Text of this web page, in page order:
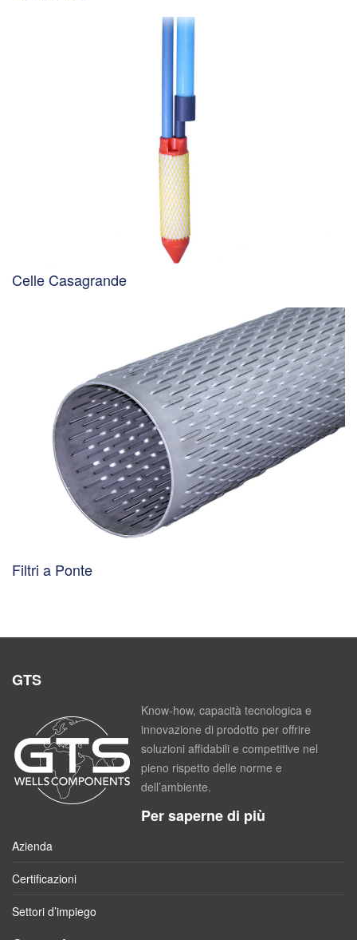
Celle Casagrande
Filtri a Ponte
GTS
Know-how, capacità tecnologica e
innovazione di prodotto per offrire
soluzioni affidabili e competitive nel
pieno rispetto delle norme e
dell’ambiente.
Per saperne di più
Azienda
Certificazioni
Settori d’impiego